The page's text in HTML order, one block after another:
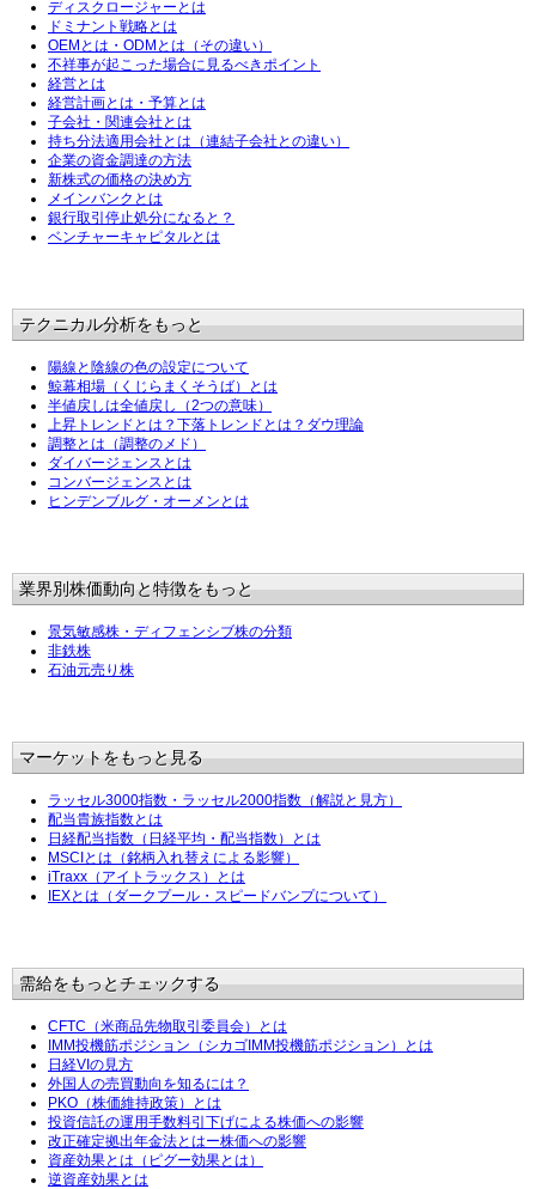
ディスクロージャーとは
ドミナント戦略とは
OEMとは・ODMとは（その違い）
不祥事が起こった場合に見るべきポイント
経営とは
経営計画とは・予算とは
子会社・関連会社とは
持ち分法適用会社とは（連結子会社との違い）
企業の資金調達の方法
新株式の価格の決め方
メインバンクとは
銀行取引停止処分になると？
ベンチャーキャピタルとは
テクニカル分析をもっと
陽線と陰線の色の設定について
鯨幕相場（くじらまくそうば）とは
半値戻しは全値戻し（2つの意味）
上昇トレンドとは？下落トレンドとは？ダウ理論
調整とは（調整のメド）
ダイバージェンスとは
コンバージェンスとは
ヒンデンブルグ・オーメンとは
業界別株価動向と特徴をもっと
景気敏感株・ディフェンシブ株の分類
非鉄株
石油元売り株
マーケットをもっと見る
ラッセル3000指数・ラッセル2000指数（解説と見方）
配当貴族指数とは
日経配当指数（日経平均・配当指数）とは
MSCIとは（銘柄入れ替えによる影響）
iTraxx（アイトラックス）とは
IEXとは（ダークプール・スピードバンプについて）
需給をもっとチェックする
CFTC（米商品先物取引委員会）とは
IMM投機筋ポジション（シカゴIMM投機筋ポジション）とは
日経VIの見方
外国人の売買動向を知るには？
PKO（株価維持政策）とは
投資信託の運用手数料引下げによる株価への影響
改正確定拠出年金法とはー株価への影響
資産効果とは（ピグー効果とは）
逆資産効果とは